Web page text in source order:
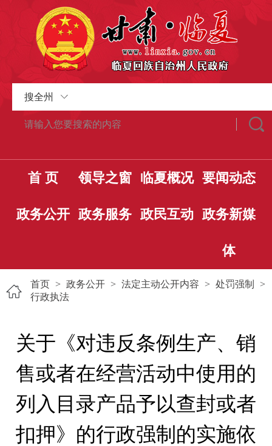
搜全州
首 页 领导之窗 临夏概况 要闻动态
政务公开 政务服务 政民互动 政务新媒
体
首页 > 政务公开 > 法定主动公开内容 > 处罚强制
>
行政执法
关于《对违反条例生产、销
售或者在经营活动中使用的
列入目录产品予以查封或者
扣押》的行政强制的实施依